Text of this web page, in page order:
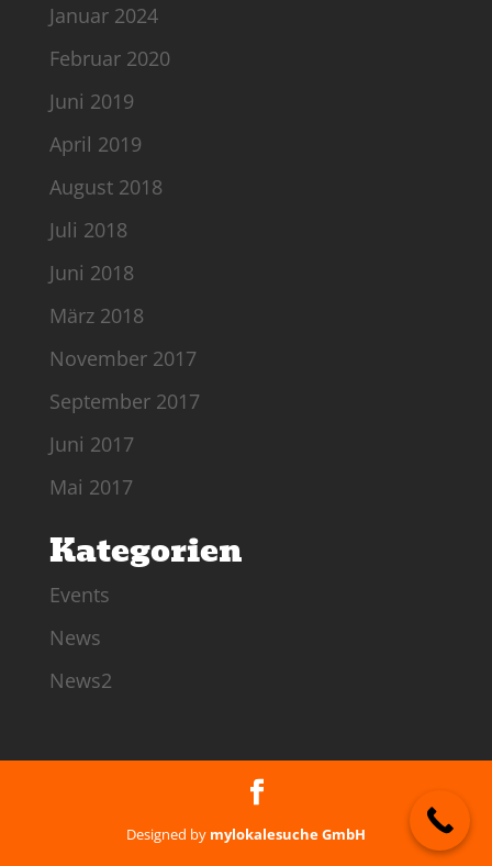
Januar 2024
Februar 2020
Juni 2019
April 2019
August 2018
Juli 2018
Juni 2018
März 2018
November 2017
September 2017
Juni 2017
Mai 2017
Kategorien
Events
News
News2
Designed by mylokalesuche GmbH